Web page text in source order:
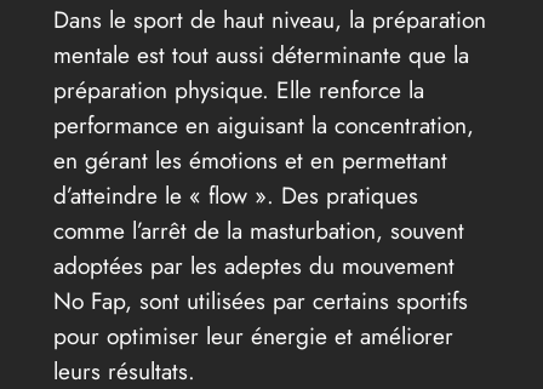
Dans le sport de haut niveau, la préparation
mentale est tout aussi déterminante que la
préparation physique. Elle renforce la
performance en aiguisant la concentration,
en gérant les émotions et en permettant
d’atteindre le « flow ». Des pratiques
comme l’arrêt de la masturbation, souvent
adoptées par les adeptes du mouvement
No Fap, sont utilisées par certains sportifs
pour optimiser leur énergie et améliorer
leurs résultats.